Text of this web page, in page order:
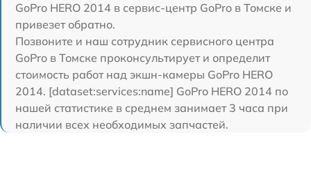
GoPro HERO 2014 в сервис-центр GoPro в Томске и
привезет обратно.
Позвоните и наш сотрудник сервисного центра
GoPro в Томске проконсультирует и определит
стоимость работ над экшн-камеры GoPro HERO
2014. [dataset:services:name] GoPro HERO 2014 по
нашей статистике в среднем занимает 3 часа при
наличии всех необходимых запчастей.